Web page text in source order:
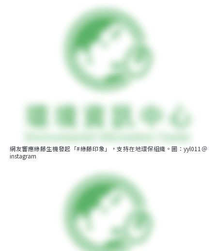
網友響應綠藤生機發起「#綠藤印象」，支持在地環保組織。圖：yyl011＠
instagram